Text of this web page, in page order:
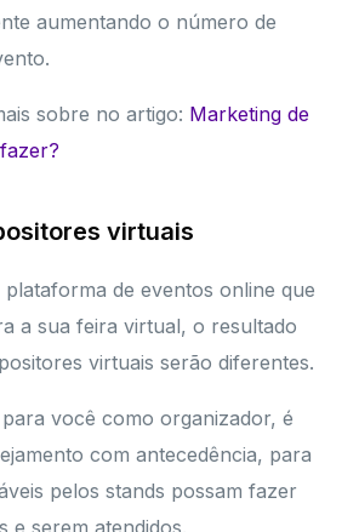
aumentando o número de
sobre no artigo: Marketing de
virtuais
plataforma de eventos online que
a sua feira virtual, o resultado
virtuais serão diferentes.
você como organizador, é
com antecedência, para
pelos stands possam fazer